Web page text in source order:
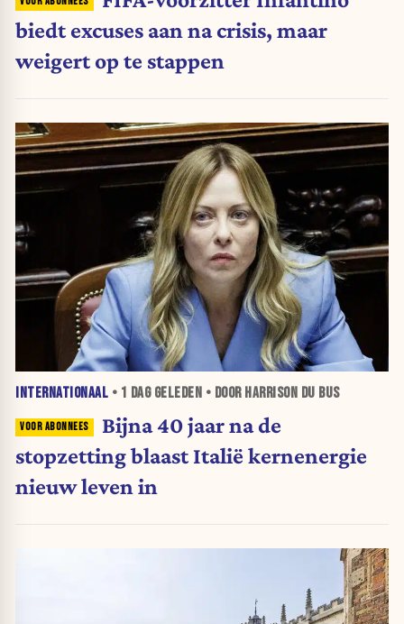
biedt excuses aan na crisis, maar
weigert op te stappen
INTERNATIONAAL • 1 DAGGELEDEN • DOOR HARRISON DU BUS
Bijna 40 jaar na de
stopzetting blaast Italië kernenergie
nieuw leven in